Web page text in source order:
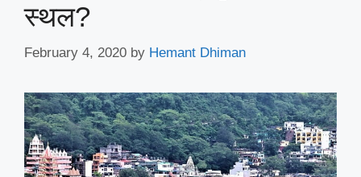
स्थल?
February 4, 2020 by Hemant Dhiman